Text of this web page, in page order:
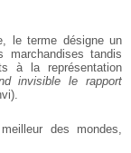
le terme désigne un
marchandises tandis
à la représentation
invisible le rapport
des mondes,